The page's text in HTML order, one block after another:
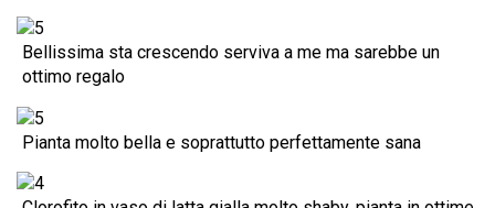
Bellissima sta crescendo serviva a me ma sarebbe un
ottimo regalo
Pianta molto bella e soprattutto perfettamente sana